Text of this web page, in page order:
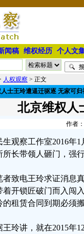
闻稿 维权经历 个人文
人权观察 > 正文
士王玲遭逼迁驱逐 无家可归
北京维权人
作者
生观察工作室2016年
所长带领人砸门，强
者致电王玲求证消息
着开锁匠破门而入闯
的租赁合同到期必须
王玲讲，就在2015年